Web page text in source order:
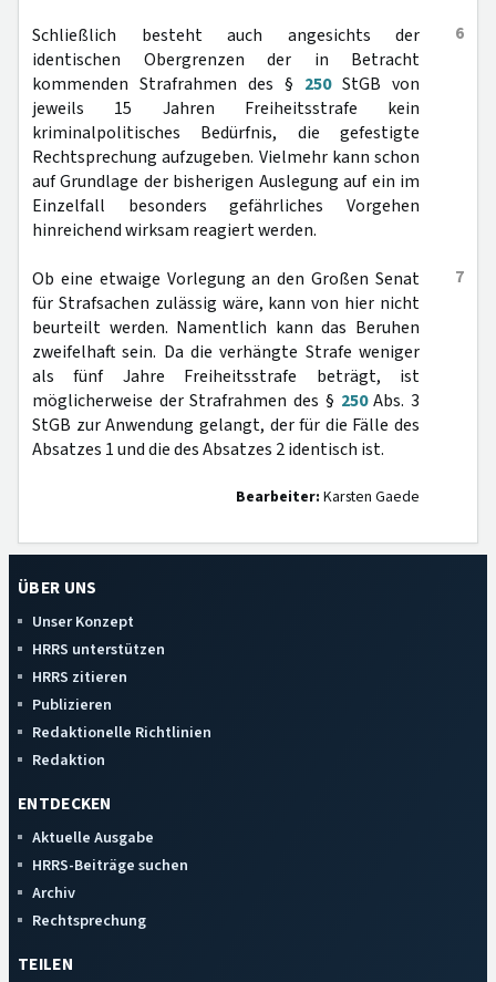
6
Schließlich besteht auch angesichts der
identischen Obergrenzen der in Betracht
kommenden Strafrahmen des § 250StGB von
jeweils 15 Jahren Freiheitsstrafe kein
kriminalpolitisches Bedürfnis, die gefestigte
Rechtsprechung aufzugeben. Vielmehr kann schon
auf Grundlage der bisherigen Auslegung auf ein im
Einzelfall besonders gefährliches Vorgehen
hinreichend wirksam reagiert werden.
7
Ob eine etwaige Vorlegung an den Großen Senat
für Strafsachen zulässig wäre, kann von hier nicht
beurteilt werden. Namentlich kann das Beruhen
zweifelhaft sein. Da die verhängte Strafe weniger
als fünf Jahre Freiheitsstrafe beträgt, ist
möglicherweise der Strafrahmen des § 250Abs. 3
StGB zur Anwendung gelangt, der für die Fälle des
Absatzes 1 und die des Absatzes 2 identisch ist.
Bearbeiter: Karsten Gaede
ÜBER UNS
Unser Konzept
HRRS unterstützen
HRRS zitieren
Publizieren
Redaktionelle Richtlinien
Redaktion
ENTDECKEN
Aktuelle Ausgabe
HRRS-Beiträge suchen
Archiv
Rechtsprechung
TEILEN